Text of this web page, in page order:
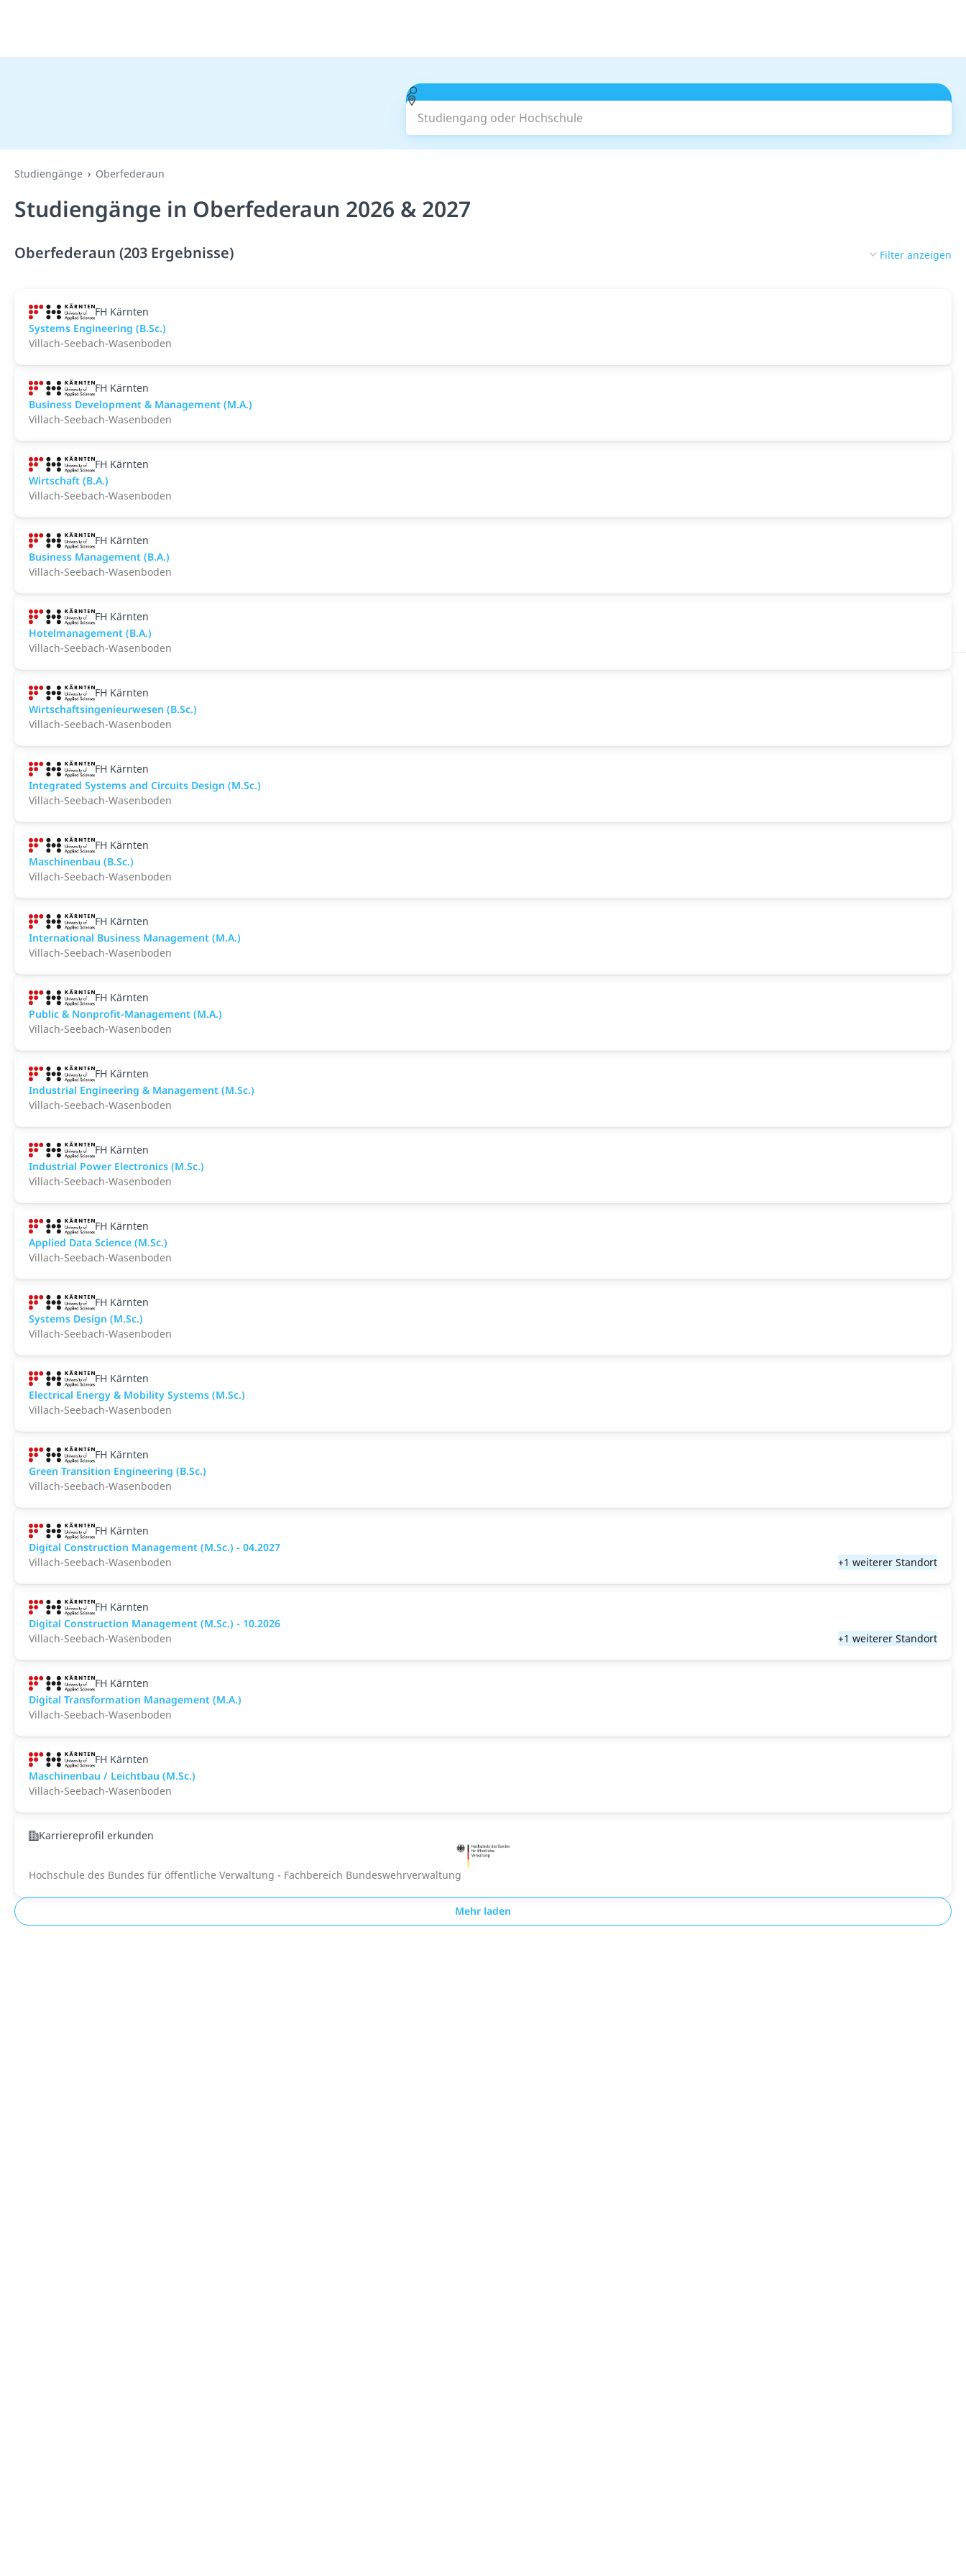
Studiengang oder Hochschule
Studiengänge Oberfederaun
Studiengänge in Oberfederaun 2026 & 2027
Oberfederaun (203 Ergebnisse) Filter anzeigen
FH Kärnten
Systems Engineering (B.Sc.)
Villach-Seebach-Wasenboden
FH Kärnten
Business Development & Management (M.A.)
Villach-Seebach-Wasenboden
FH Kärnten
Wirtschaft (B.A.)
Villach-Seebach-Wasenboden
FH Kärnten
Business Management (B.A.)
Villach-Seebach-Wasenboden
FH Kärnten
Hotelmanagement (B.A.)
Villach-Seebach-Wasenboden
FH Kärnten
Wirtschaftsingenieurwesen (B.Sc.)
Villach-Seebach-Wasenboden
FH Kärnten
Integrated Systems and Circuits Design (M.Sc.)
Villach-Seebach-Wasenboden
FH Kärnten
Maschinenbau (B.Sc.)
Villach-Seebach-Wasenboden
FH Kärnten
International Business Management (M.A.)
Villach-Seebach-Wasenboden
FH Kärnten
Public & Nonprofit-Management (M.A.)
Villach-Seebach-Wasenboden
FH Kärnten
Industrial Engineering & Management (M.Sc.)
Villach-Seebach-Wasenboden
FH Kärnten
Industrial Power Electronics (M.Sc.)
Villach-Seebach-Wasenboden
FH Kärnten
Applied Data Science (M.Sc.)
Villach-Seebach-Wasenboden
FH Kärnten
Systems Design (M.Sc.)
Villach-Seebach-Wasenboden
FH Kärnten
Electrical Energy & Mobility Systems (M.Sc.)
Villach-Seebach-Wasenboden
FH Kärnten
Green Transition Engineering (B.Sc.)
Villach-Seebach-Wasenboden
FH Kärnten
Digital Construction Management (M.Sc.) - 04.2027
Villach-Seebach-Wasenboden
+1 weiterer Standort
FH Kärnten
Digital Construction Management (M.Sc.) - 10.2026
Villach-Seebach-Wasenboden
+1 weiterer Standort
FH Kärnten
Digital Transformation Management (M.A.)
Villach-Seebach-Wasenboden
FH Kärnten
Maschinenbau / Leichtbau (M.Sc.)
Villach-Seebach-Wasenboden
Karriereprofil erkunden
Hochschule des Bundes für öffentliche Verwaltung - Fachbereich Bundeswehrverwaltung
Mehr laden